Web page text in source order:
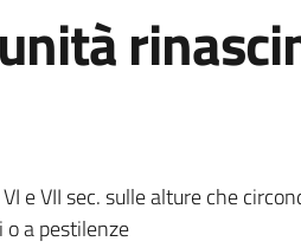
e VII sec. sulle alture che
o a pestilenze